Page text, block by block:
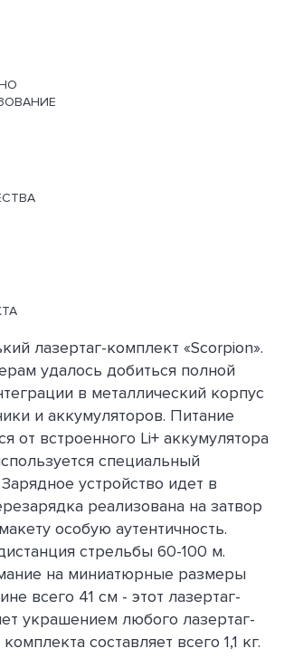
лазертаг-комплект «Scorpion».
удалось добиться полной
в металлический корпус
и аккумуляторов. Питание
от встроенного Li+ аккумулятора
специальный
устройство идет в
реализована на затвор
особую аутентичность.
стрельбы 60-100 м.
на миниатюрные размеры
всего 41 см - этот лазертаг-
украшением любого лазертаг-
составляет всего 1,1 кг.